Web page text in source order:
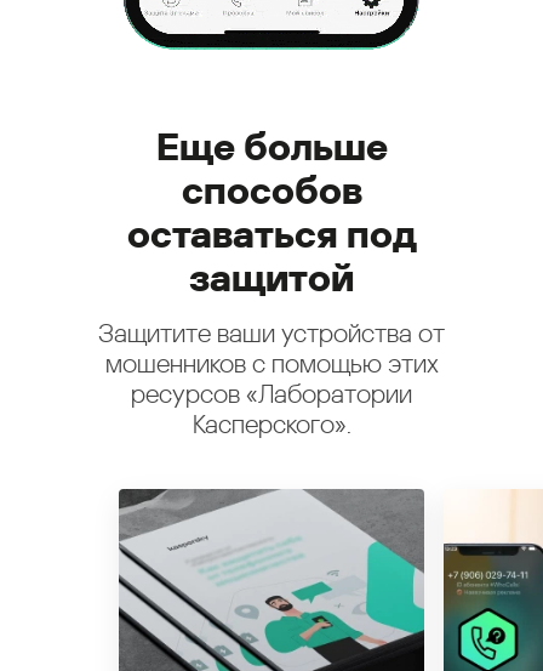
Еще больше
способов
оставаться под
защитой
Защитите ваши устройства от
мошенников с помощью этих
ресурсов «Лаборатории
Касперского».